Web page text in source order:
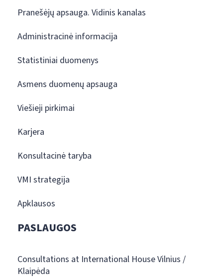
Pranešėjų apsauga. Vidinis kanalas
Administracinė informacija
Statistiniai duomenys
Asmens duomenų apsauga
Viešieji pirkimai
Karjera
Konsultacinė taryba
VMI strategija
Apklausos
PASLAUGOS
Consultations at International House Vilnius /
Klaipėda